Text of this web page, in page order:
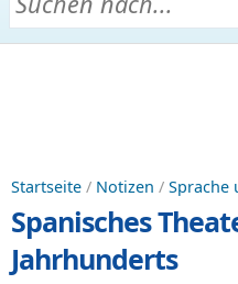
Startseite / Notizen / Sprache
Spanisches
Jahrhunderts